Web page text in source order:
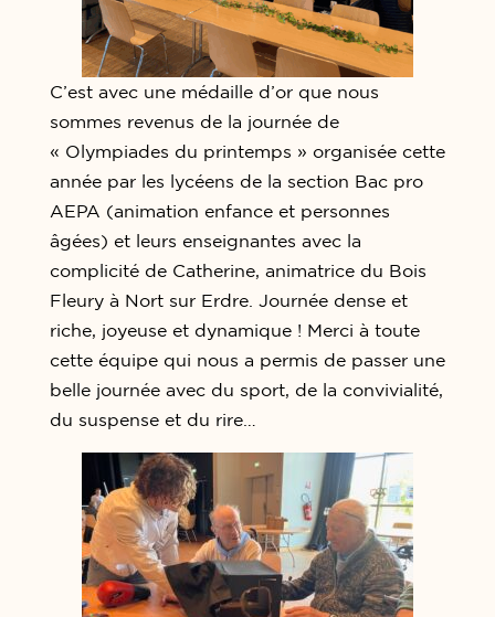
C’est avec une médaille d’or que nous
sommes revenus de la journée de
« Olympiades du printemps » organisée cette
année par les lycéens de la section Bac pro
AEPA (animation enfance et personnes
âgées) et leurs enseignantes avec la
complicité de Catherine, animatrice du Bois
Fleury à Nort sur Erdre. Journée dense et
riche, joyeuse et dynamique ! Merci à toute
cette équipe qui nous a permis de passer une
belle journée avec du sport, de la convivialité,
du suspense et du rire…